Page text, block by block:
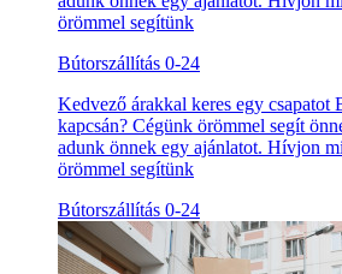
örömmel segítünk
Bútorszállítás 0-24
Kedvező árakkal keres egy csapatot
kapcsán? Cégünk örömmel segít
adunk önnek egy ajánlatot. Hívjon
örömmel segítünk
Bútorszállítás 0-24